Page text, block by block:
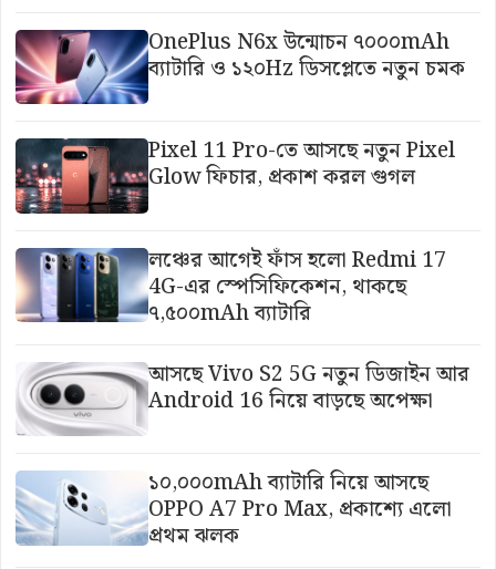
OnePlus N6x উন্মোচন ৭০০০mAh
ব্যাটারি ও ১২০Hz ডিসপ্লেতে নতুন চমক
Pixel 11 Pro-তে আসছে নতুন Pixel
Glow ফিচার, প্রকাশ করল গুগল
লঞ্চের আগেই ফাঁস হলো Redmi 17
4G-এর স্পেসিফিকেশন, থাকছে
৭,৫০০mAh ব্যাটারি
আসছে Vivo S2 5G নতুন ডিজাইন আর
Android 16 নিয়ে বাড়ছে অপেক্ষা
১০,০০০mAh ব্যাটারি নিয়ে আসছে
OPPO A7 Pro Max, প্রকাশ্যে এলো
প্রথম ঝলক